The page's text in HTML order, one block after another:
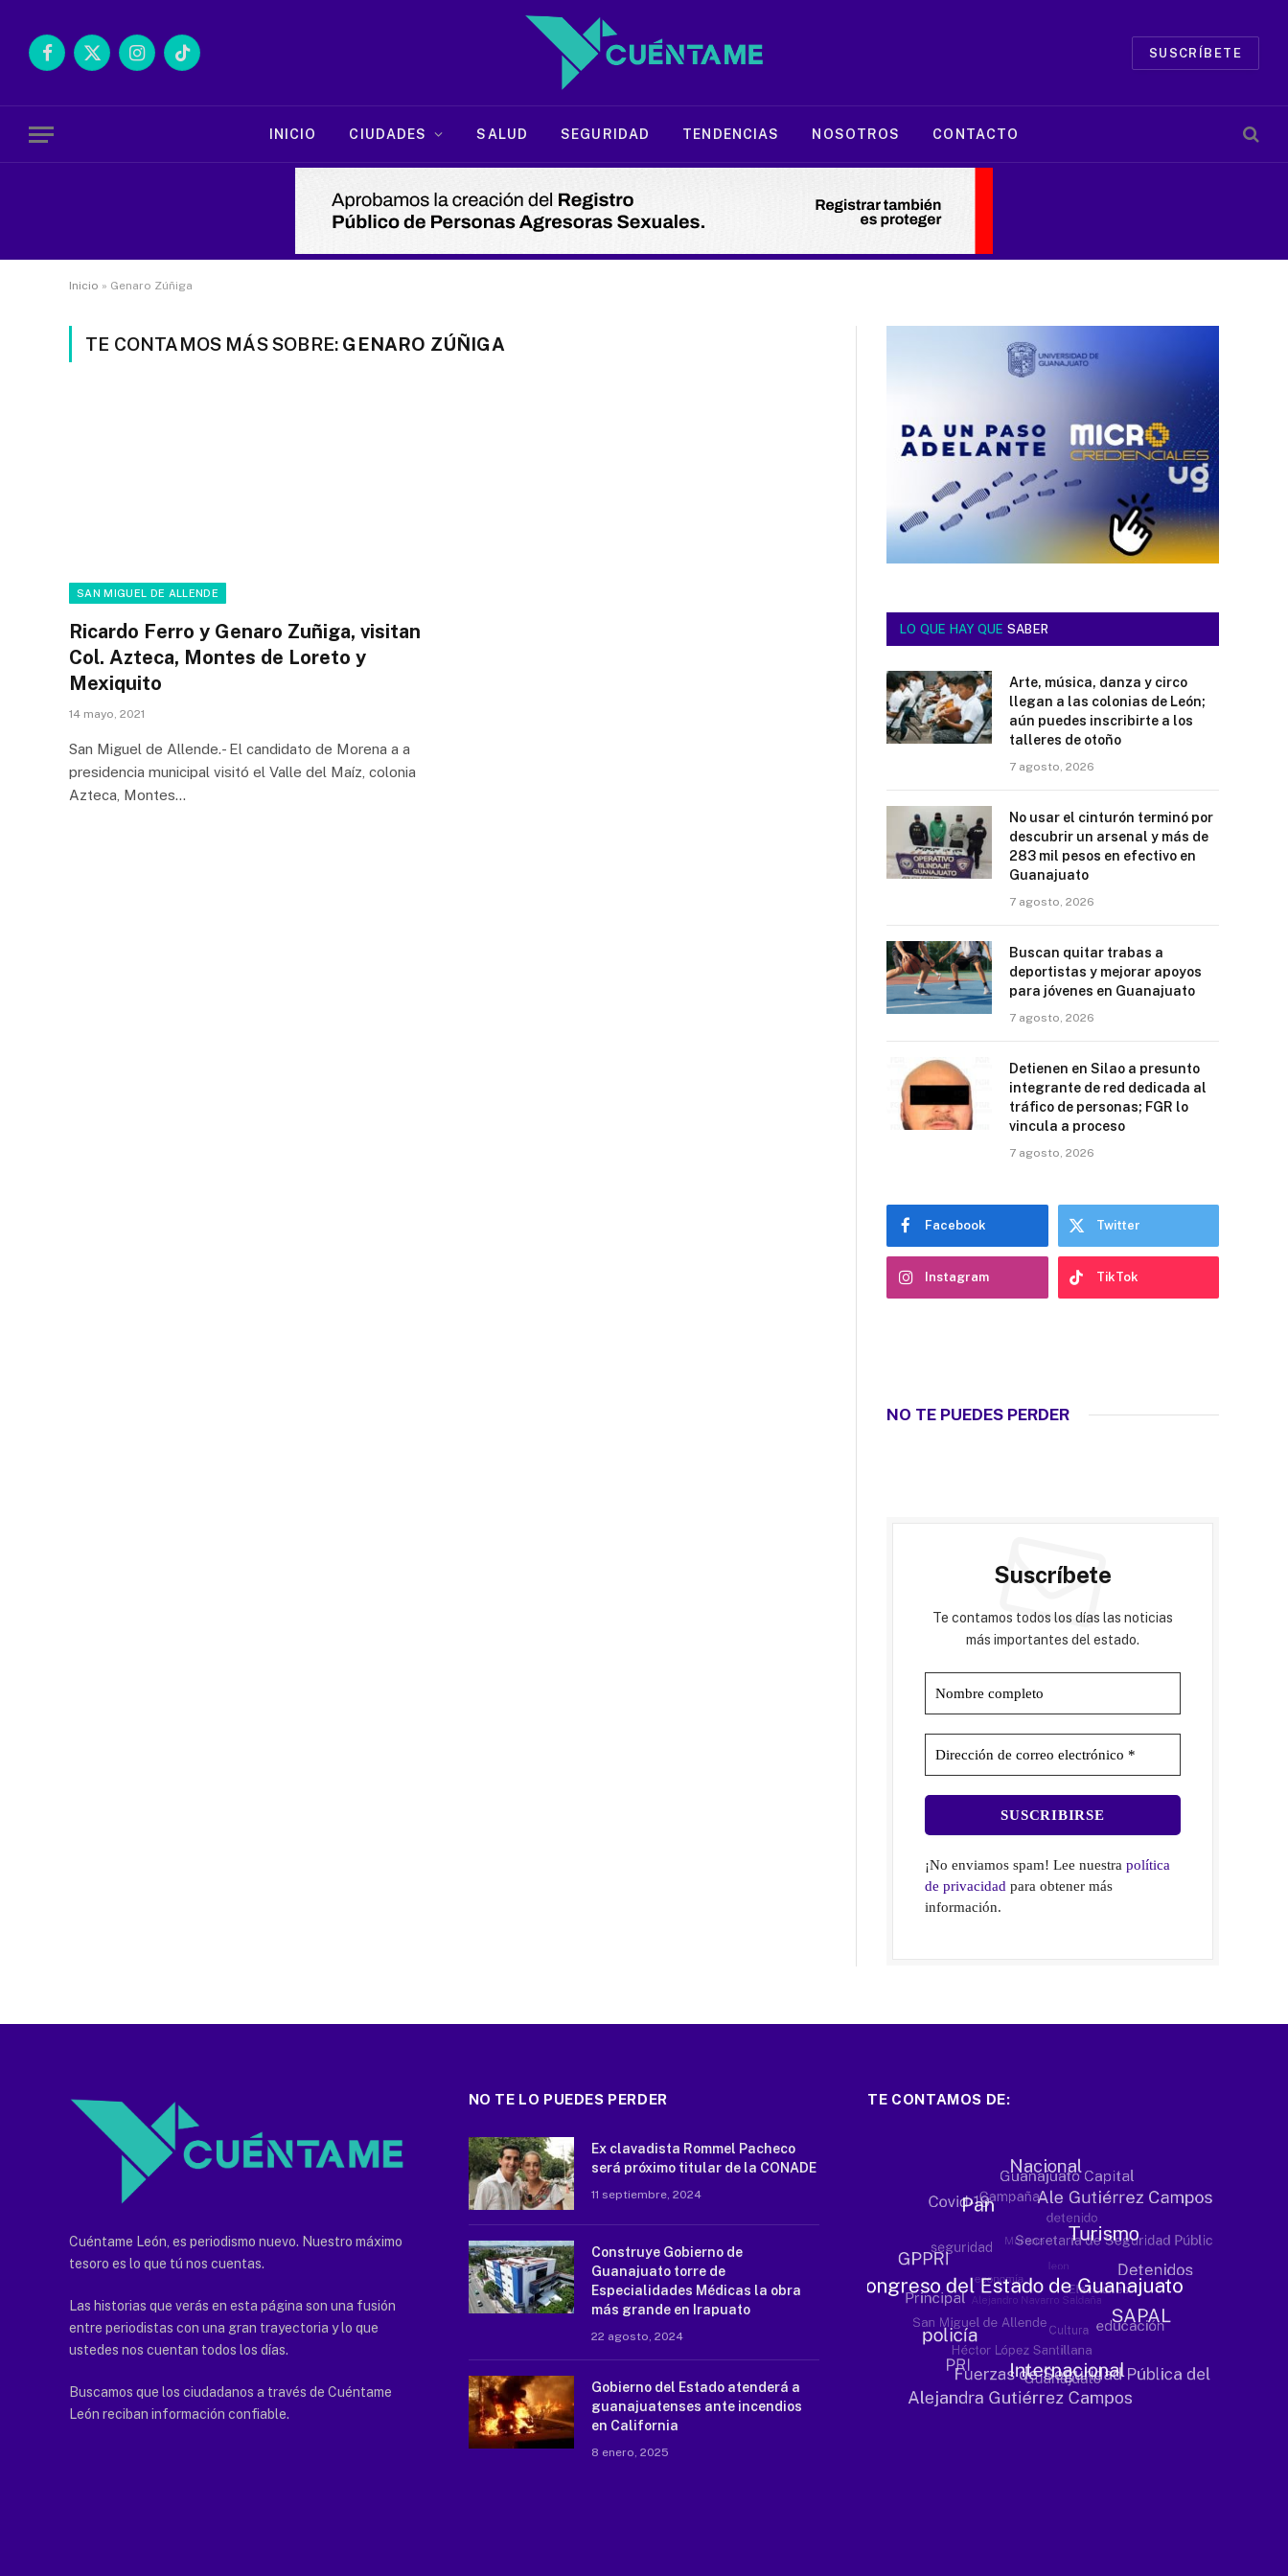
Facebook
X
InstagramTikTok
SUSCRÍBETE
INICIO CIUDADES SALUD SEGURIDAD TENDENCIAS NOSOTROS CONTACTO
Inicio » Genaro Zúñiga
TE CONTAMOS MÁS SOBRE: GENARO ZÚÑIGA
SAN MIGUEL DE ALLENDE
Ricardo Ferro y Genaro Zuñiga, visitan
Col. Azteca, Montes de Loreto y
Mexiquito
14 mayo, 2021
San Miguel de Allende.- El candidato de Morena a a
presidencia municipal visitó el Valle del Maíz, colonia
Azteca, Montes…
LO QUE HAY QUE SABER
Arte, música, danza y circo
llegan a las colonias de León;
aún puedes inscribirte a los
talleres de otoño
7 agosto, 2026
No usar el cinturón terminó por
descubrir un arsenal y más de
283 mil pesos en efectivo en
Guanajuato
7 agosto, 2026
Buscan quitar trabas a
deportistas y mejorar apoyos
para jóvenes en Guanajuato
7 agosto, 2026
Detienen en Silao a presunto
integrante de red dedicada al
tráfico de personas; FGR lo
vincula a proceso
7 agosto, 2026
Facebook Twitter
Instagram TikTok
NO TE PUEDES PERDER
Suscríbete
Te contamos todos los días las noticias
más importantes del estado.
¡No enviamos spam! Lee nuestrapolítica
de privacidad para obtener más
información.
Cuéntame León, es periodismo nuevo. Nuestro máximo
tesoro es lo que tú nos cuentas.
Las historias que verás en esta página son una fusión
entre periodistas con una gran trayectoria y lo que
ustedes nos cuentan todos los días.
Buscamos que los ciudadanos a través de Cuéntame
León reciban información confiable.
NO TE LO PUEDES PERDER
Ex clavadista Rommel Pacheco
será próximo titular de la CONADE
11 septiembre, 2024
Construye Gobierno de
Guanajuato torre de
Especialidades Médicas la obra
más grande en Irapuato
22 agosto, 2024
Gobierno del Estado atenderá a
guanajuatenses ante incendios
en California
8 enero, 2025
TE CONTAMOS DE: